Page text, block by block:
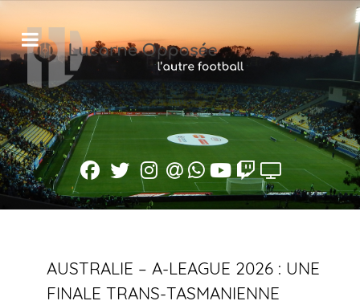
AUSTRALIE – A-LEAGUE 2026 : UNE
FINALE TRANS-TASMANIENNE